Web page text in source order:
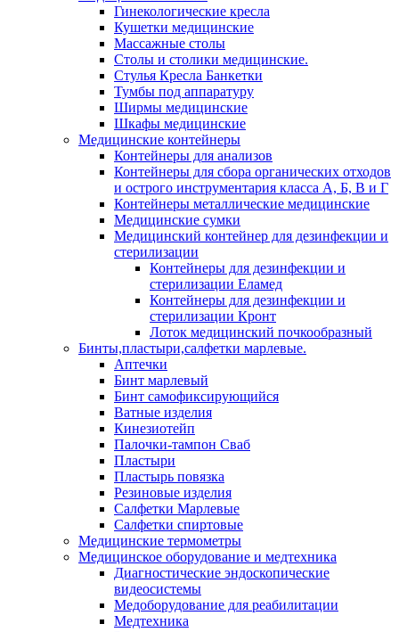
Гинекологические кресла
Кушетки медицинские
Массажные столы
Столы и столики медицинские.
Стулья Кресла Банкетки
Тумбы под аппаратуру
Ширмы медицинские
Шкафы медицинские
Медицинские контейнеры
Контейнеры для анализов
Контейнеры для сбора органических отходов
и острого инструментария класса А, Б, В и Г
Контейнеры металлические медицинские
Медицинские сумки
Медицинский контейнер для дезинфекции и
стерилизации
Контейнеры для дезинфекции и
стерилизации Еламед
Контейнеры для дезинфекции и
стерилизации Кронт
Лоток медицинский почкообразный
Бинты,пластыри,салфетки марлевые.
Аптечки
Бинт марлевый
Бинт самофиксирующийся
Ватные изделия
Кинезиотейп
Палочки-тампон Сваб
Пластыри
Пластырь повязка
Резиновые изделия
Салфетки Марлевые
Салфетки спиртовые
Медицинские термометры
Медицинское оборудование и медтехника
Диагностические эндоскопические
видеосистемы
Медоборудование для реабилитации
Медтехника